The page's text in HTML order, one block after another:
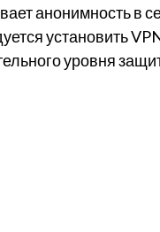
анонимность в
установить
уровня